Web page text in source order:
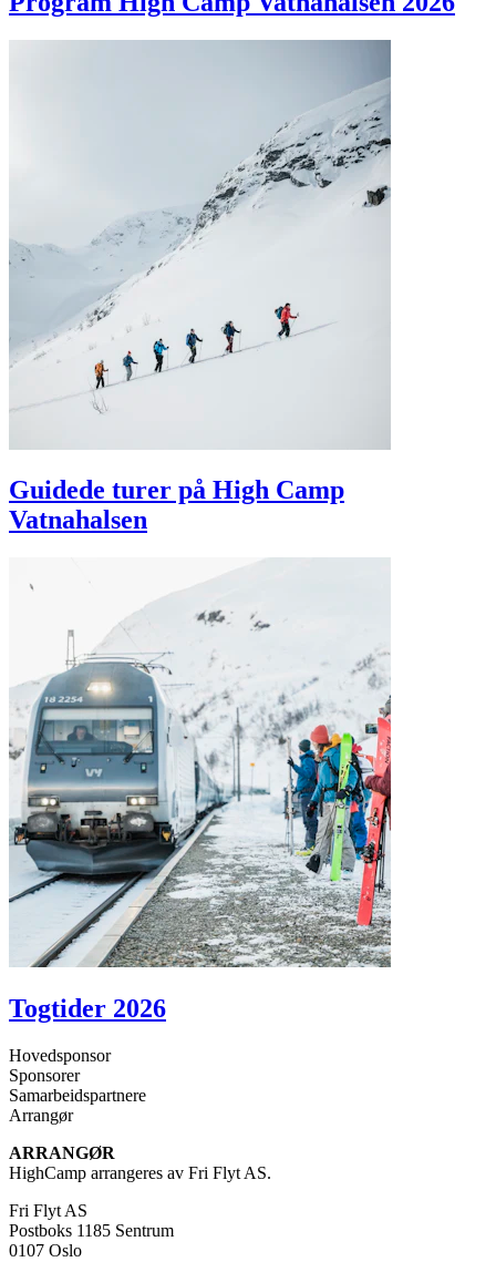
Guidede turer på High Camp
Vatnahalsen
Togtider 2026
Hovedsponsor
Sponsorer
Samarbeidspartnere
Arrangør
ARRANGØR
HighCamp arrangeres av Fri Flyt AS.
Fri Flyt AS
Postboks 1185 Sentrum
0107 Oslo